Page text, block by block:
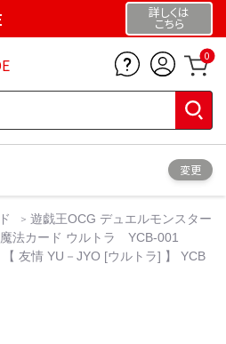
詳しくは
こちら
0
変更
遊戯王OCG デュエルモンスター
法カード ウルトラ YCB-001
友情 YU－JYO [ウルトラ] 】 YCB